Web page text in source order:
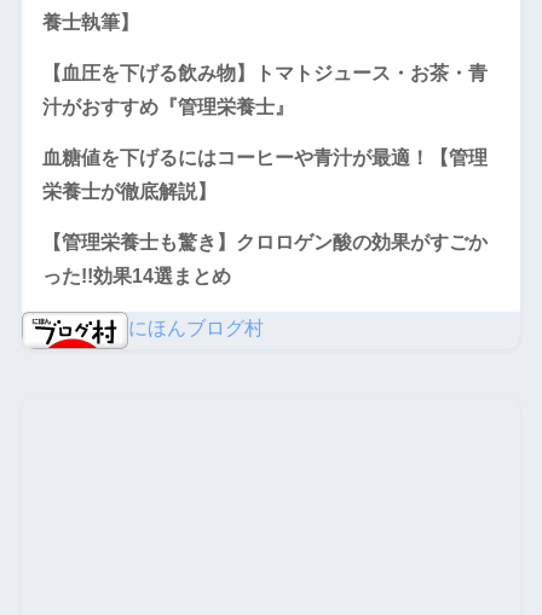
養士執筆】
【血圧を下げる飲み物】トマトジュース・お茶・青
汁がおすすめ『管理栄養士』
血糖値を下げるにはコーヒーや青汁が最適！【管理
栄養士が徹底解説】
【管理栄養士も驚き】クロロゲン酸の効果がすごか
った!!効果14選まとめ
にほんブログ村